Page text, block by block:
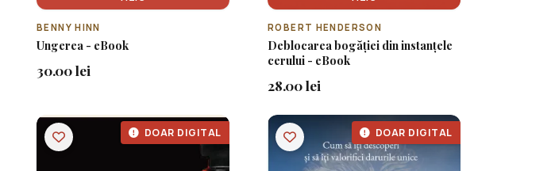
BENNY HINN
Ungerea - eBook
30.00 lei
ROBERT HENDERSON
Deblocarea bogăției din instanțele
cerului - eBook
28.00 lei
DOAR DIGITAL DOAR DIGITAL